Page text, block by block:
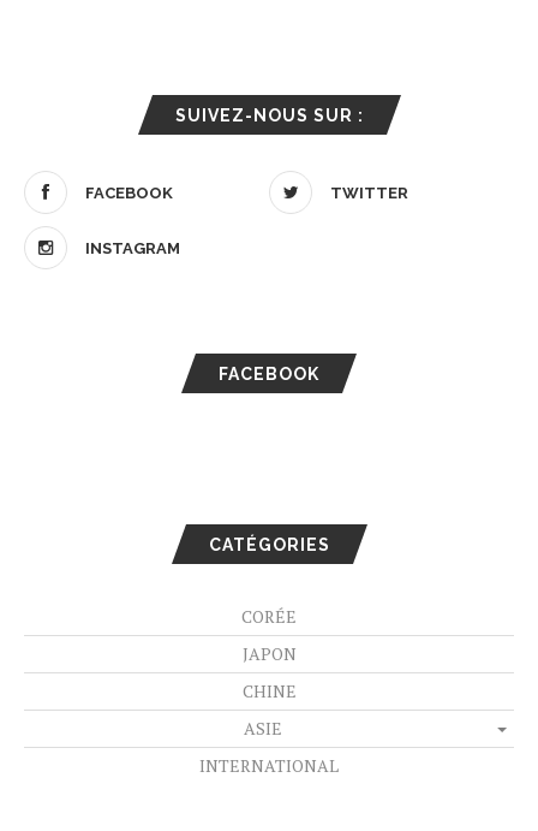
SUIVEZ-NOUS SUR :
FACEBOOK TWITTER
INSTAGRAM
FACEBOOK
CATÉGORIES
CORÉE
JAPON
CHINE
ASIE
INTERNATIONAL